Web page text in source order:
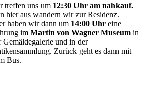
treffen uns um 12:30 Uhr am nahkauf.
hier aus wandern wir zur Residenz.
haben wir dann um 14:00 Uhr eine
im Martin von Wagner Museum in
Gemäldegalerie und in der
Zurück geht es dann mit
Bus.